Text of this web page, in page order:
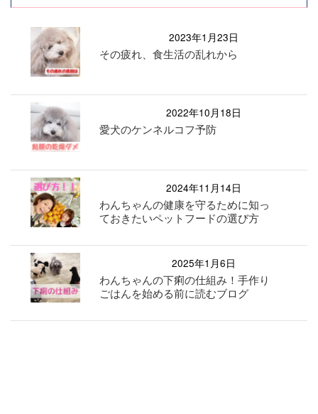
2023年1月23日
その疲れ、食生活の乱れから
2022年10月18日
愛犬のケンネルコフ予防
2024年11月14日
わんちゃんの健康を守るために知っ
ておきたいペットフードの選び方
2025年1月6日
わんちゃんの下痢の仕組み！手作り
ごはんを始める前に読むブログ